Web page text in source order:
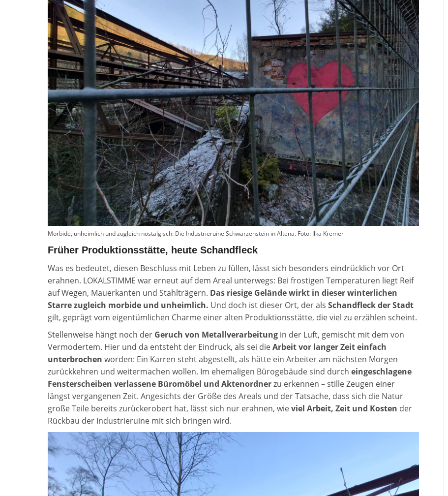
Morbide, unheimlich und zugleich nostalgisch: Die Industrieruine Schwarzenstein in Altena. Foto: Ilka Kremer
Früher Produktionsstätte, heute Schandfleck
Was es bedeutet, diesen Beschluss mit Leben zu füllen, lässt sich besonders eindrücklich vor Ort
erahnen. LOKALSTIMME war erneut auf dem Areal unterwegs: Bei frostigen Temperaturen liegt Reif
auf Wegen, Mauerkanten und Stahlträgern. Das riesige Gelände wirkt in dieser winterlichen
Starre zugleich morbide und unheimlich. Und doch ist dieser Ort, der als Schandfleck der Stadt
gilt, geprägt vom eigentümlichen Charme einer alten Produktionsstätte, die viel zu erzählen scheint.
Stellenweise hängt noch der Geruch von Metallverarbeitung in der Luft, gemischt mit dem von
Vermodertem. Hier und da entsteht der Eindruck, als sei dieArbeit vor langer Zeit einfach
unterbrochen worden: Ein Karren steht abgestellt, als hätte ein Arbeiter am nächsten Morgen
zurückkehren und weitermachen wollen. Im ehemaligen Bürogebäude sind durch eingeschlagene
Fensterscheiben verlassene Büromöbel und Aktenordnerzu erkennen – stille Zeugen einer
längst vergangenen Zeit. Angesichts der Größe des Areals und der Tatsache, dass sich die Natur
große Teile bereits zurückerobert hat, lässt sich nur erahnen, wieviel Arbeit, Zeit und Kosten der
Rückbau der Industrieruine mit sich bringen wird.